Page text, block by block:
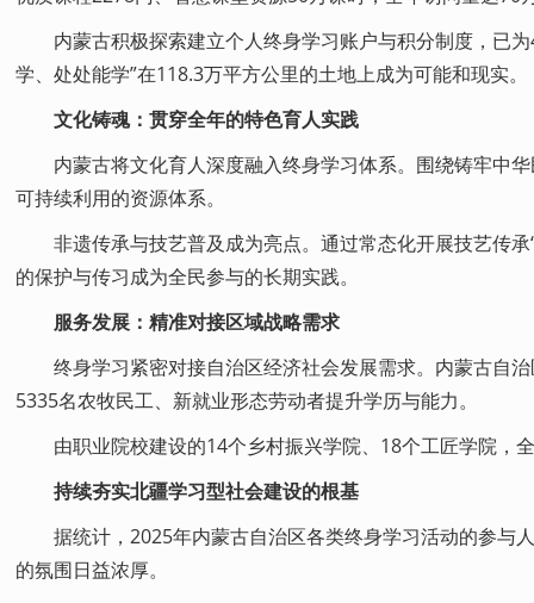
内蒙古积极探索建立个人终身学习账户与积分制度，已为
学、处处能学”在118.3万平方公里的土地上成为可能和现实。
文化铸魂：贯穿全年的特色育人实践
内蒙古将文化育人深度融入终身学习体系。围绕铸牢中华
可持续利用的资源体系。
非遗传承与技艺普及成为亮点。通过常态化开展技艺传承
的保护与传习成为全民参与的长期实践。
服务发展：精准对接区域战略需求
终身学习紧密对接自治区经济社会发展需求。内蒙古自治
5335名农牧民工、新就业形态劳动者提升学历与能力。
由职业院校建设的14个乡村振兴学院、18个工匠学院，
持续夯实北疆学习型社会建设的根基
据统计，2025年内蒙古自治区各类终身学习活动的参与
的氛围日益浓厚。